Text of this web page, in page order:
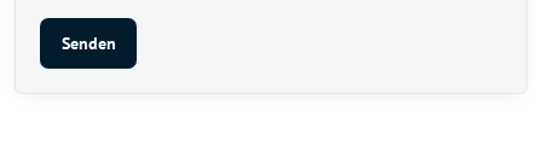
Senden